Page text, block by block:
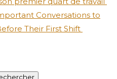
Conversations to
Their First Shift